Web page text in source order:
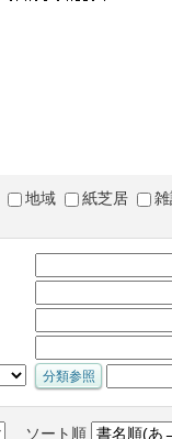
地域 紙芝居
ソート順